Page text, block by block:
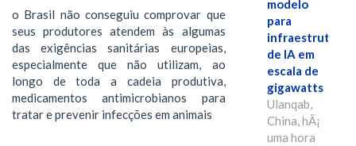
o Brasil não conseguiu comprovar que
seus produtores atendem às algumas
das exigências sanitárias europeias,
especialmente que não utilizam, ao
longo de toda a cadeia produtiva,
medicamentos antimicrobianos para
tratar e prevenir infecções em animais
modelo
para
infraestrutura
de IA em
escala de
gigawatts
Ulanqab,
China, hÃ¡
uma hora